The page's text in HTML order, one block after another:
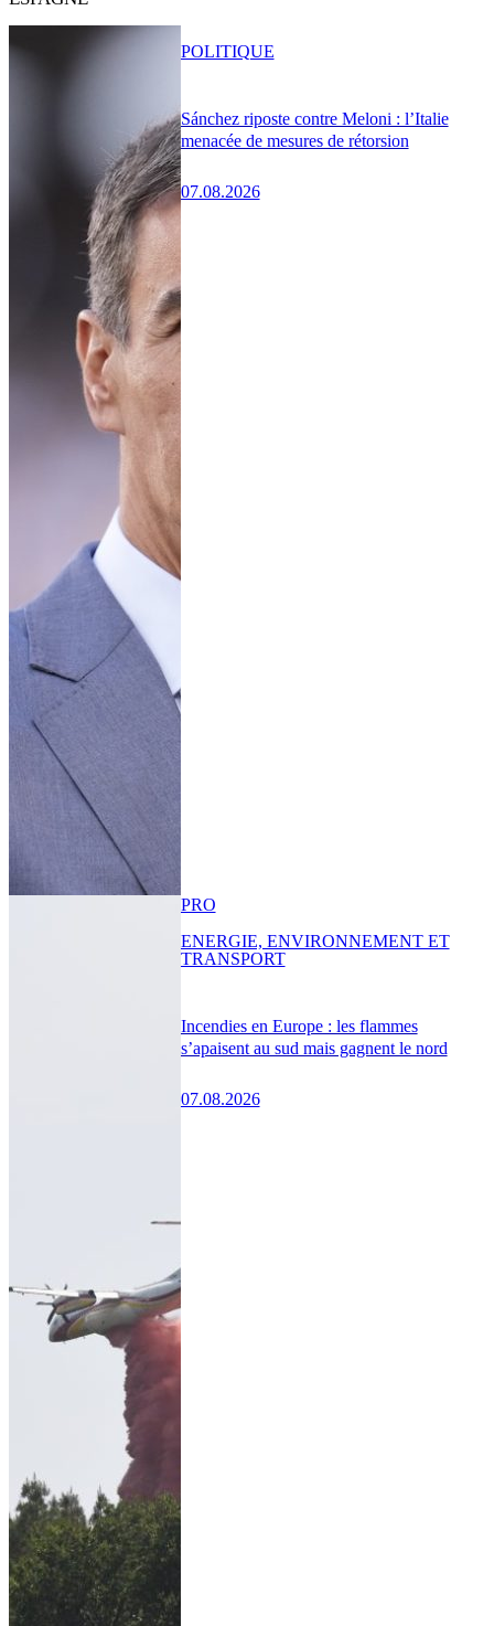
Sánchez riposte contre Meloni : l’Italie
menacée de mesures de rétorsion
07.08.2026
POLITIQUE
Incendies en Europe : les flammes
s’apaisent au sud mais gagnent le nord
07.08.2026
PRO
ENERGIE, ENVIRONNEMENT ET
TRANSPORT